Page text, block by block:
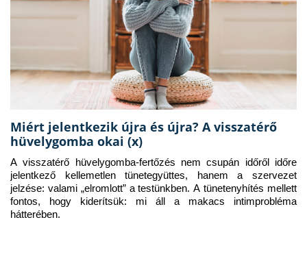
Miért jelentkezik újra és újra? A visszatérő
hüvelygomba okai (x)
A visszatérő hüvelygomba-fertőzés nem csupán időről időre
jelentkező kellemetlen tünetegyüttes, hanem a szervezet
jelzése: valami „elromlott” a testünkben. A tünetenyhítés mellett
fontos, hogy kiderítsük: mi áll a makacs intimprobléma
hátterében.